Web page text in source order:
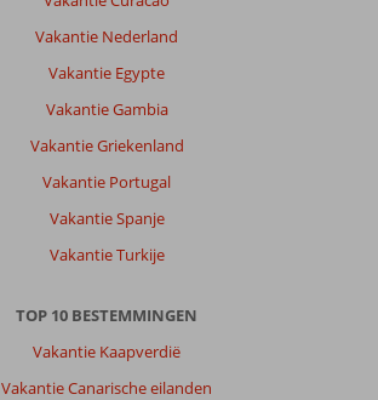
Vakantie Nederland
Vakantie Egypte
Vakantie Gambia
Vakantie Griekenland
Vakantie Portugal
Vakantie Spanje
Vakantie Turkije
TOP 10 BESTEMMINGEN
Vakantie Kaapverdië
Vakantie Canarische eilanden